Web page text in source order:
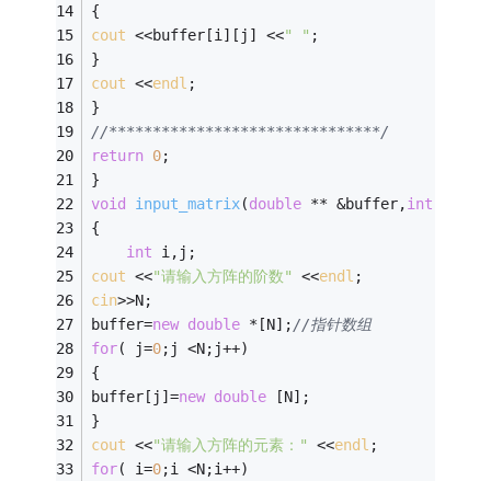
{
cout <<buffer[i][j] <<" " ;
}
cout <<endl ;
}
//*******************************/
return 0;
}
void
input_matrix(double ** &buffer,int
{
int i,j;
cout <<"请输入方阵的阶数" <<endl ;
cin>>N;
buffer=new double *[N];//指针数组
for( j=0;j <N;j++)
{
buffer[j]=new double [N];
}
cout <<"请输入方阵的元素：" <<endl ;
for( i=0;i <N;i++)